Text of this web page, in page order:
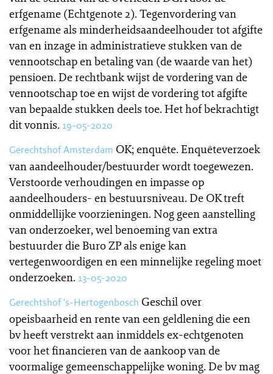
erfgename (Echtgenote 2). Tegenvordering van
erfgename als minderheidsaandeelhouder tot afgifte
van en inzage in administratieve stukken van de
vennootschap en betaling van (de waarde van het)
pensioen. De rechtbank wijst de vordering van de
vennootschap toe en wijst de vordering tot afgifte
van bepaalde stukken deels toe. Het hof bekrachtigt
dit vonnis. 19-05-2020
Gerechtshof Amsterdam OK; enquête. Enquêteverzoek
van aandeelhouder/bestuurder wordt toegewezen.
Verstoorde verhoudingen en impasse op
aandeelhouders- en bestuursniveau. De OK treft
onmiddellijke voorzieningen. Nog geen aanstelling
van onderzoeker, wel benoeming van extra
bestuurder die Buro ZP als enige kan
vertegenwoordigen en een minnelijke regeling moet
onderzoeken. 13-05-2020
Gerechtshof 's-Hertogenbosch Geschil over
opeisbaarheid en rente van een geldlening die een
bv heeft verstrekt aan inmiddels ex-echtgenoten
voor het financieren van de aankoop van de
voormalige gemeenschappelijke woning. De bv mag